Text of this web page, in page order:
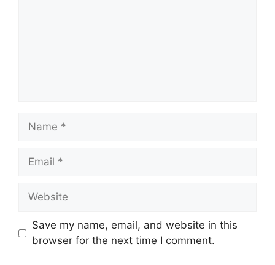
Name
Email
Website
Save my name, email, and website in this
browser for the next time I comment.